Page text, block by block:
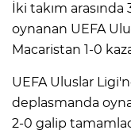
İki takım
oynanan UEFA
Macaristan 1-0
UEFA Uluslar
deplasmanda
2-0 galip